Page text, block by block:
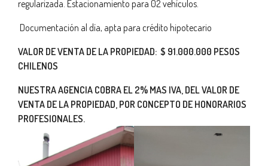
regularizada. Estacionamiento para 02 vehículos.
Documentación al día, apta para crédito hipotecario
VALOR DE VENTA DE LA PROPIEDAD: $ 91.000.000 PESOS
CHILENOS
NUESTRA AGENCIA COBRA EL 2% MAS IVA, DEL VALOR DE
VENTA DE LA PROPIEDAD, POR CONCEPTO DE HONORARIOS
PROFESIONALES.